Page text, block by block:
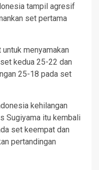
tampil agresif
set pertama
menyamakan
kedua 25-22 dan
25-18 pada set
kehilangan
Sugiyama itu kembali
set keempat dan
pertandingan